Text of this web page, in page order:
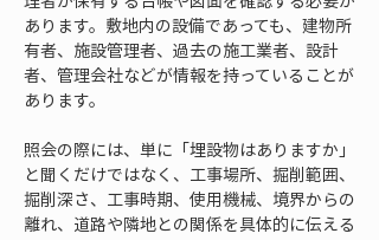
あります。敷地内の設備であっても、建物所
有者、施設管理者、過去の施工業者、設計
者、管理会社などが情報を持っていることが
あります。
照会の際には、単に「埋設物はありますか」
と聞くだけではなく、工事場所、掘削範囲、
掘削深さ、工事時期、使用機械、境界からの
離れ、道路や隣地との関係を具体的に伝える